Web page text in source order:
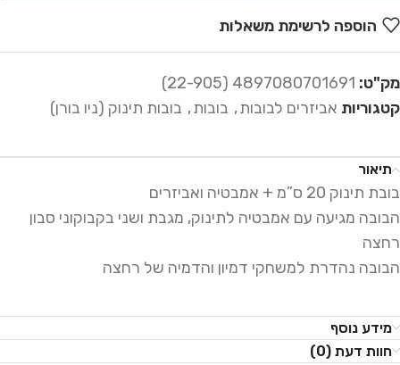
הוספה לרשימת משאלות
מק"ט: 4897080701691 (22-905)
קטגוריות אביזרים לבובות, בובות, בובות תינוק (ניו בורן)
תיאור
בובת תינוק 20 ס”מ + אמבטיה ואביזרים
הבובה מגיעה עם אמבטיה לתינוק, מגבת ושני בקבוקוני סבון
רחצה
הבובה נהדרת למשחקי דמיון והדמיה של רחצה
מידע נוסף
חוות דעת (0)